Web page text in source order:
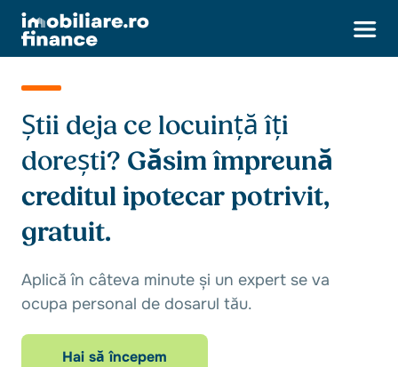
Știi deja ce locuință îți
dorești? Găsim împreună
creditul ipotecar potrivit,
gratuit.
Aplică în câteva minute și un expert se va
ocupa personal de dosarul tău.
Hai să începem